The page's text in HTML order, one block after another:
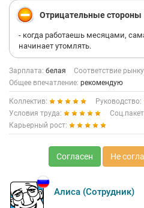
Отрицательные стороны
- когда работаешь месяцами,
начинает утомлять.
Зарплата: белая Соответствие
Общее впечатление: рекомендую
Коллектив:
Руководство:
Условия труда:
Карьерный рост:
Согласен Не
Алиса (Сотрудник)